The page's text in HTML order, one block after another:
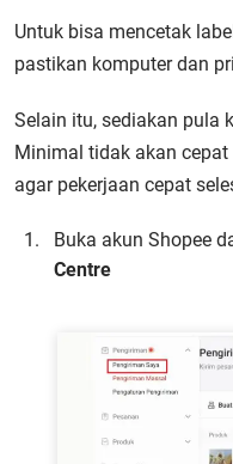
Untuk bisa mencetak
pastikan komputer dan
Selain itu, sediakan pula
Minimal tidak akan
agar pekerjaan cepat
Buka akun Shopee
Centre